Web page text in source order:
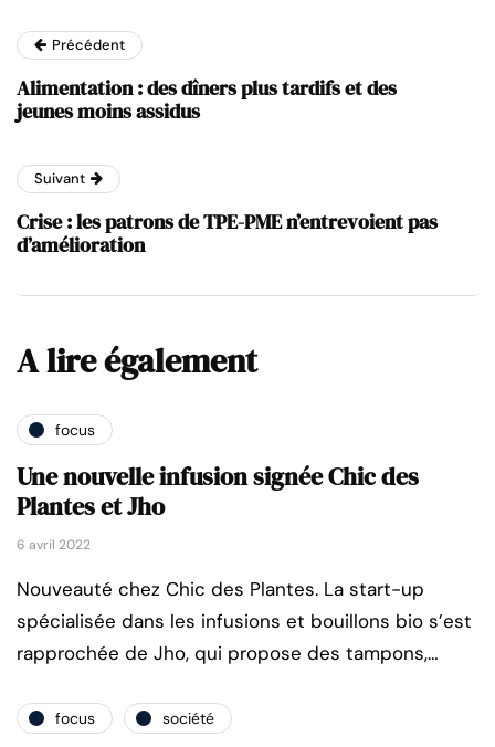
Précédent
Alimentation : des dîners plus tardifs et des
jeunes moins assidus
Suivant
Crise : les patrons de TPE-PME n’entrevoient pas
d’amélioration
A lire également
focus
Une nouvelle infusion signée Chic des
Plantes et Jho
6 avril 2022
Nouveauté chez Chic des Plantes. La start-up
spécialisée dans les infusions et bouillons bio s’est
rapprochée de Jho, qui propose des tampons,…
focus société